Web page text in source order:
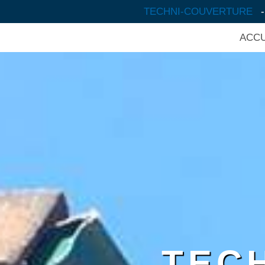
TECHNI-COUVERTURE